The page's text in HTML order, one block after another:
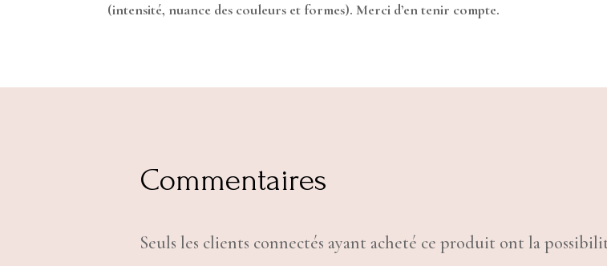
(intensité, nuance des couleurs et formes). Merci d’en tenir compte.
Commentaires
Seuls les clients connectés ayant acheté ce produit ont la